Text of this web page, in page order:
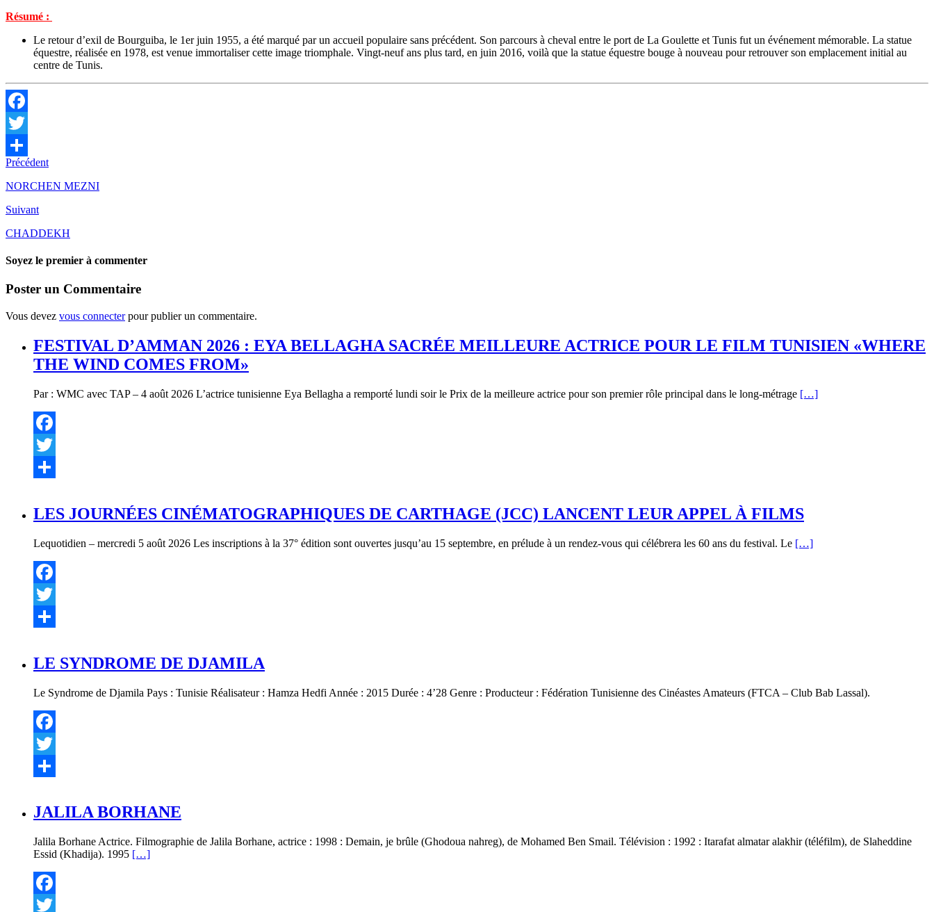
Résumé :
Le retour d’exil de Bourguiba, le 1er juin 1955, a été marqué par un accueil populaire sans précédent. Son parcours à cheval entre le port de La Goulette et Tunis fut un événement mémorable. La statue
équestre, réalisée en 1978, est venue immortaliser cette image triomphale. Vingt-neuf ans plus tard, en juin 2016, voilà que la statue équestre bouge à nouveau pour retrouver son emplacement initial au
centre de Tunis.
Facebook
Twitter
Partager
Précédent
NORCHEN MEZNI
Suivant
CHADDEKH
Soyez le premier à commenter
Poster un Commentaire
Vous devez vous connecterpour publier un commentaire.
FESTIVAL D’AMMAN 2026 : EYA BELLAGHA SACRÉE MEILLEURE ACTRICE POUR LE FILM TUNISIEN «WHERE
THE WIND COMES FROM»
Par : WMC avec TAP – 4 août 2026 L’actrice tunisienne Eya Bellagha a remporté lundi soir le Prix de la meilleure actrice pour son premier rôle principal dans le long-métrage […]
Facebook
Twitter
LES JOURNÉES CINÉMATOGRAPHIQUES DE CARTHAGE (JCC) LANCENT LEUR APPEL À FILMS
Lequotidien – mercredi 5 août 2026 Les inscriptions à la 37° édition sont ouvertes jusqu’au 15 septembre, en prélude à un rendez-vous qui célébrera les 60 ans du festival. Le […]
Facebook
Twitter
LE SYNDROME DE DJAMILA
Le Syndrome de Djamila Pays : Tunisie Réalisateur : Hamza Hedfi Année : 2015 Durée : 4’28 Genre : Producteur : Fédération Tunisienne des Cinéastes Amateurs (FTCA – Club Bab Lassal).
Facebook
Twitter
JALILA BORHANE
Jalila Borhane Actrice. Filmographie de Jalila Borhane, actrice : 1998 : Demain, je brûle (Ghodoua nahreg), de Mohamed Ben Smail. Télévision : 1992 : Itarafat almatar alakhir (téléfilm), de Slaheddine
Essid (Khadija). 1995 […]
Facebook